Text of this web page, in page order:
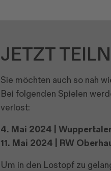
JETZT
Sie möchten auch so nah
Bei folgenden Spielen
verlost:
4. Mai 2024 |
11. Mai 2024 | RW
Um in den Lostopf zu